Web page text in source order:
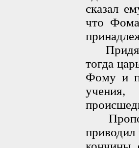
сказал
что
Придя в
тогда
Фому и
приводил